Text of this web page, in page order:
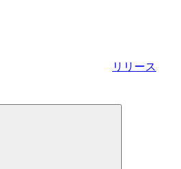
リリース